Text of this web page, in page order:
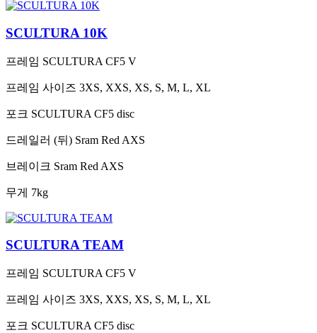
SCULTURA 10K
프레임 SCULTURA CF5 V
프레임 사이즈 3XS, XXS, XS, S, M, L, XL
포크 SCULTURA CF5 disc
드레일러 (뒤) Sram Red AXS
브레이크 Sram Red AXS
무게 7kg
SCULTURA TEAM
프레임 SCULTURA CF5 V
프레임 사이즈 3XS, XXS, XS, S, M, L, XL
포크 SCULTURA CF5 disc